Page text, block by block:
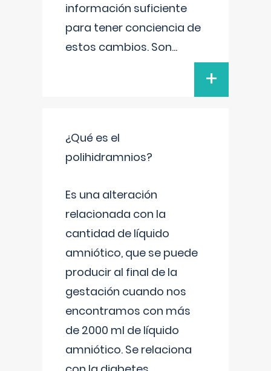
información suficiente
para tener conciencia de
estos cambios. Son...
+
¿Qué es el
polihidramnios?
Es una alteración
relacionada con la
cantidad de líquido
amniótico, que se puede
producir al final de la
gestación cuando nos
encontramos con más
de 2000 ml de líquido
amniótico. Se relaciona